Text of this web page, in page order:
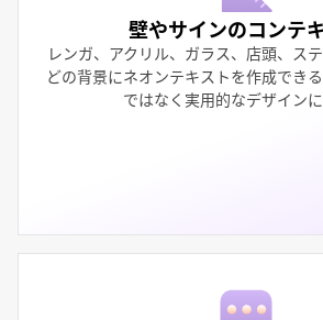
壁やサインのコンテ
レンガ、アクリル、ガラス、店頭、ス
どの背景にネオンテキストを作成でき
ではなく実用的なデザインに